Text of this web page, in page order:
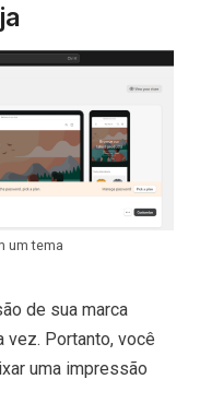
um tema
de sua marca
vez. Portanto, você
uma impressão